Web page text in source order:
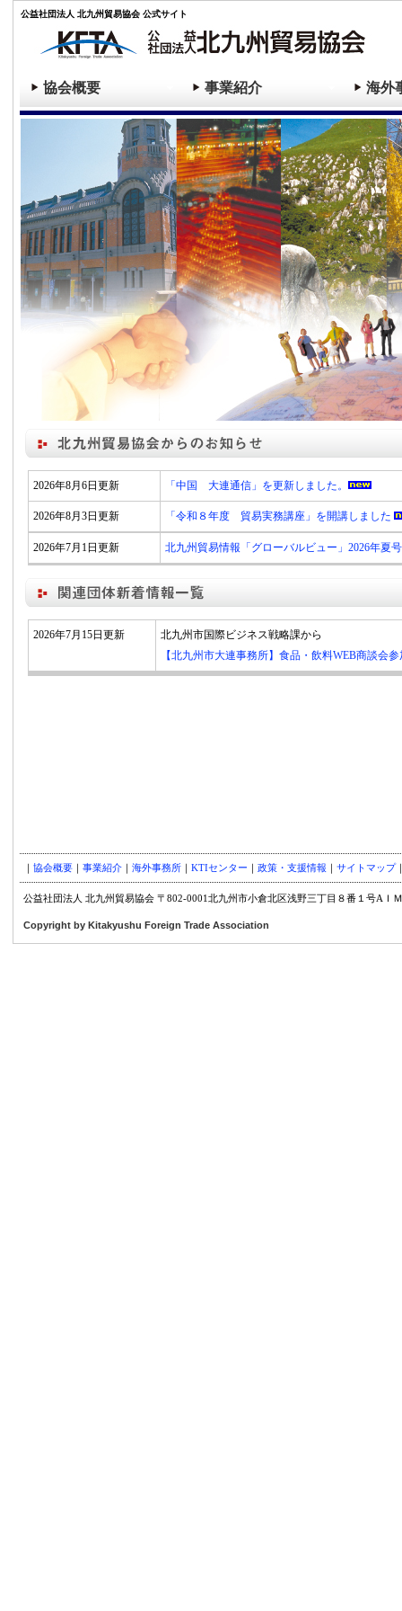
公益社団法人 北九州貿易協会 公式サイト
協会概要 事業紹介 海外
2026年8月6日更新 「中国 大連通信」を更新しました。
2026年8月3日更新 「令和８年度 貿易実務講座」を開講しました
2026年7月1日更新 北九州貿易情報「グローバルビュー」2026年夏号
2026年7月15日更新
北九州市国際ビジネス戦略課から
【北九州市大連事務所】食品・飲料WEB商談会
｜ 協会概要 ｜ 事業紹介 ｜ 海外事務所 ｜ KTIセンター ｜ 政策・支援情報 ｜ サイトマップ
公益社団法人 北九州貿易協会 〒802-0001北九州市小倉北区浅野三丁目８番１号AＩ
Copyright by Kitakyushu Foreign Trade Association